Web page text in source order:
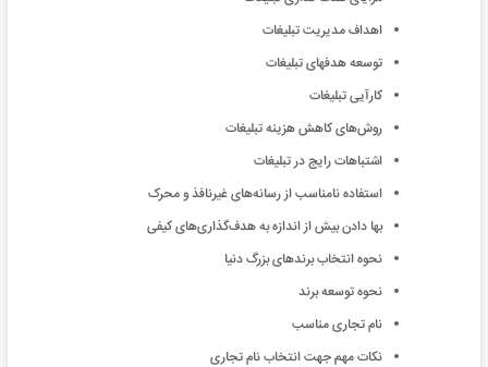
اهداف مدیریت تبلیغات
توسعه هدفهای تبلیغات
کارآیی تبلیغات
روش‌های کاهش هزینه تبلیغات
اشتباهات رایج در تبلیغات
استفاده نامناسب از رسانه‌های غیرنافذ و محرک
بها دادن بیش از اندازه به هدف‌گذاری‌های کیفی
نحوه انتخاب برندهای بزرگ دنیا
نحوه توسعه برند
نام تجاری مناسب
نکات مهم جهت انتخاب نام تجاری